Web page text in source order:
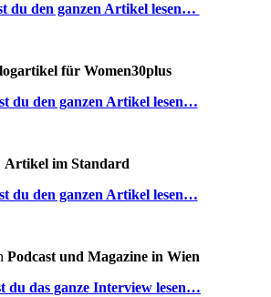
du den ganzen Artikel lesen…
für Women30plus
du den ganzen Artikel lesen…
Artikel im Standard
du den ganzen Artikel lesen…
Podcast und Magazine in Wien
du das ganze Interview lesen…